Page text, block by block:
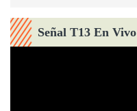
Señal T13 En Vivo